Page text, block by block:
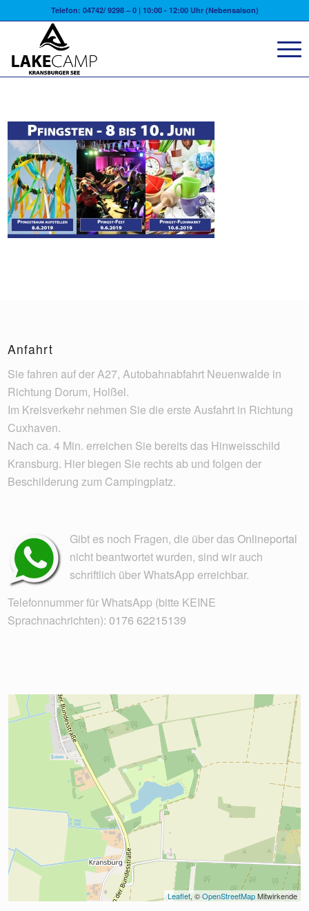
Telefon: 04742/ 9298 – 0 | 10:00 - 12:00 Uhr (Nebensaison)
Anfahrt
Sie fahren auf der A27, Autobahnabfahrt Neuenwalde in
Richtung Dorum, Holßel.
Im Kreisverkehr nehmen Sie die erste Ausfahrt in Richtung
Cuxhaven.
Nach ca. 4 Min. erreichen Sie bereits das Hinweisschild
Kransburg. Hier biegen Sie rechts ab und folgen der
Beschilderung zum Campingplatz.
Gibt es noch Fragen, die über dasOnlineportal
nicht beantwortet wurden, sind wir auch
schriftlich über WhatsApp erreichbar.
Telefonnummer für WhatsApp (bitte KEINE
Sprachnachrichten): 0176 62215139
Leaflet, © OpenStreetMap Mitwirkende